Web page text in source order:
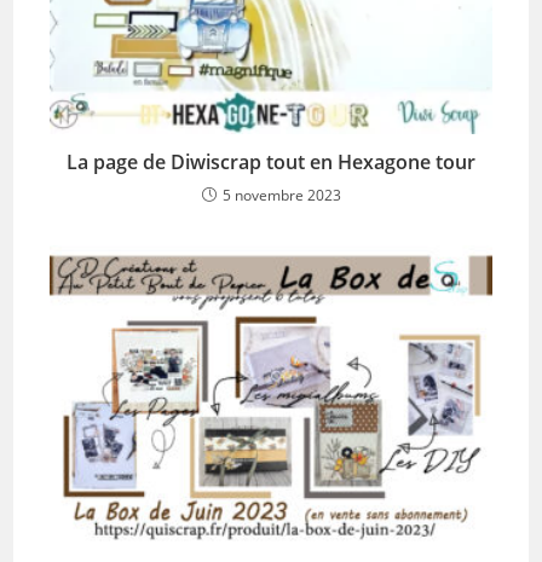
La page de Diwiscrap tout en Hexagone tour
5 novembre 2023